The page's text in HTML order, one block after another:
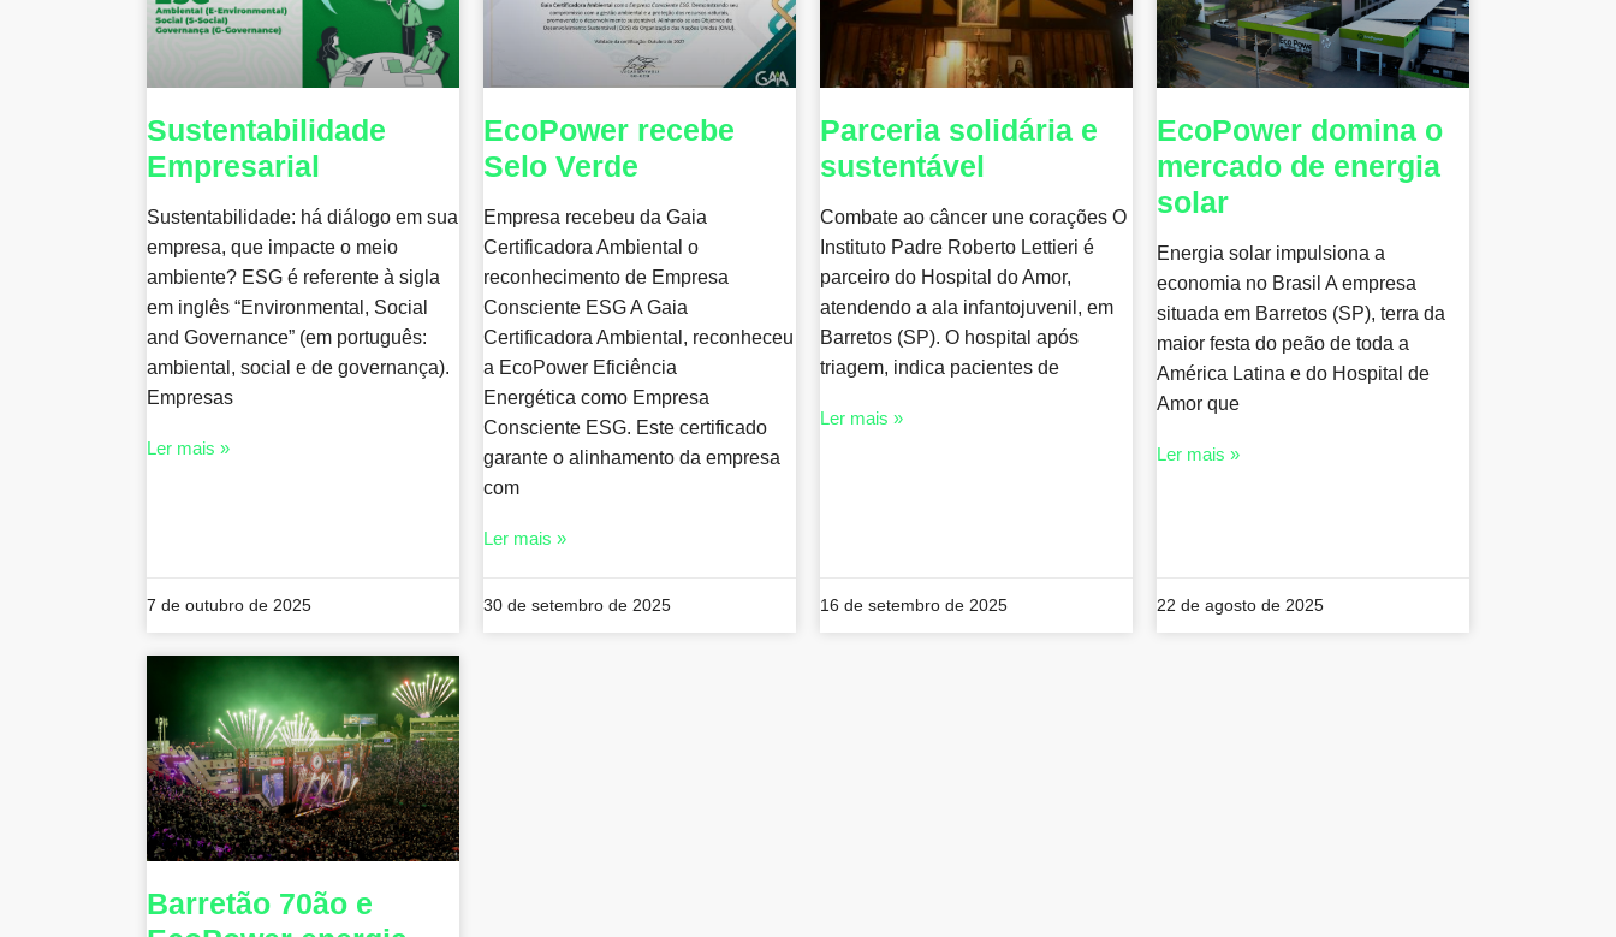
Sustentabilidade
Empresarial
Sustentabilidade: há diálogo em sua
empresa, que impacte o meio
ambiente? ESG é referente à sigla
em inglês “Environmental, Social
and Governance” (em português:
ambiental, social e de governança).
Empresas
Ler mais »
7 de outubro de 2025
EcoPower recebe
Selo Verde
Empresa recebeu da Gaia
Certificadora Ambiental o
reconhecimento de Empresa
Consciente ESG A Gaia
Certificadora Ambiental, reconheceu
a EcoPower Eficiência
Energética como Empresa
Consciente ESG. Este certificado
garante o alinhamento da empresa
com
Ler mais »
30 de setembro de 2025
Parceria solidária e
sustentável
Combate ao câncer une corações O
Instituto Padre Roberto Lettieri é
parceiro do Hospital do Amor,
atendendo a ala infantojuvenil, em
Barretos (SP). O hospital após
triagem, indica pacientes de
Ler mais »
16 de setembro de 2025
EcoPower domina o
mercado de energia
solar
Energia solar impulsiona a
economia no Brasil A empresa
situada em Barretos (SP), terra da
maior festa do peão de toda a
América Latina e do Hospital de
Amor que
Ler mais »
22 de agosto de 2025
Barretão 70ão e